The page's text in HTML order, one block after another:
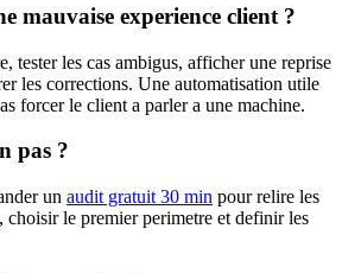
mauvaise experience client ?
tester les cas ambigus, afficher une reprise
les corrections. Une automatisation utile
forcer le client a parler a une machine.
pas ?
un audit gratuit 30 min pour relire les
choisir le premier perimetre et definir les